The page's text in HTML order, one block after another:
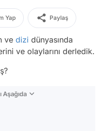
Yap Paylaş
ve dizi dünyasında
ve olaylarını derledik.
Aşağıda